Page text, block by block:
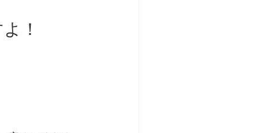
！